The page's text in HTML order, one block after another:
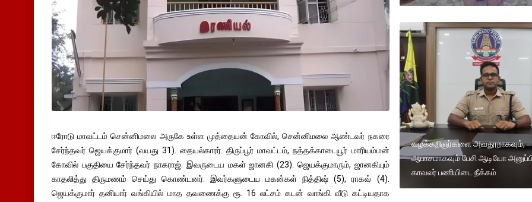
ஈரோடு மாவட்டம் சென்னிமலை அருகே உள்ள முத்தையன் கோவில், சென்னிமலை ஆண்டவர் நகரை
சேர்ந்தவர் ஜெயக்குமார் (வயது 31). தையல்காரர். திருப்பூர் மாவட்டம், நத்தக்காடையூர் மாரியம்மன்
கோவில் பகுதியை சேர்ந்தவர் நாகராஜ். இவருடைய மகள் ஜானகி (23). ஜெயக்குமாரும், ஜானகியும்
காதலித்து திருமணம் செய்து கொண்டனர். இவர்களுடைய மகன்கள் நித்திஷ் (5), ராகவ் (4).
ஜெயக்குமார் தனியார் வங்கியில் மாத தவணைக்கு ரூ. 16 லட்சம் கடன் வாங்கி வீடு கட்டியதாக
வழக்கறிஞர்களை அவதூறாகவும்,
ஆபாசமாகவும் பேசி ஆடியோ
காவலர் பணியிடை நீக்கம்